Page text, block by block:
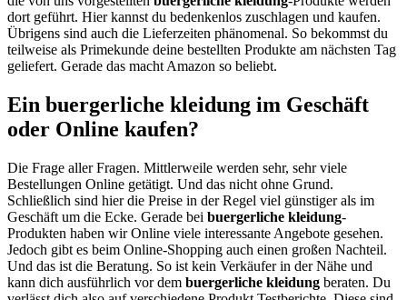
dort geführt. Hier kannst du bedenkenlos zuschlagen und kaufen.
Übrigens sind auch die Lieferzeiten phänomenal. So bekommst du
teilweise als Primekunde deine bestellten Produkte am nächsten Tag
geliefert. Gerade das macht Amazon so beliebt.
Ein buergerliche kleidung im Geschäft
oder Online kaufen?
Die Frage aller Fragen. Mittlerweile werden sehr, sehr viele
Bestellungen Online getätigt. Und das nicht ohne Grund.
Schließlich sind hier die Preise in der Regel viel günstiger als im
Geschäft um die Ecke. Gerade bei buergerliche kleidung-
Produkten haben wir Online viele interessante Angebote gesehen.
Jedoch gibt es beim Online-Shopping auch einen großen Nachteil.
Und das ist die Beratung. So ist kein Verkäufer in der Nähe und
kann dich ausführlich vor dem buergerliche kleidung beraten. Du